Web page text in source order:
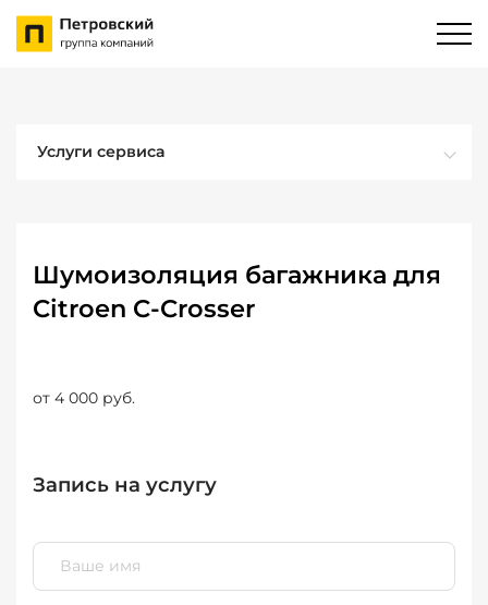
Услуги сервиса
Шумоизоляция багажника для
Citroen C-Crosser
от 4 000 руб.
Запись на услугу